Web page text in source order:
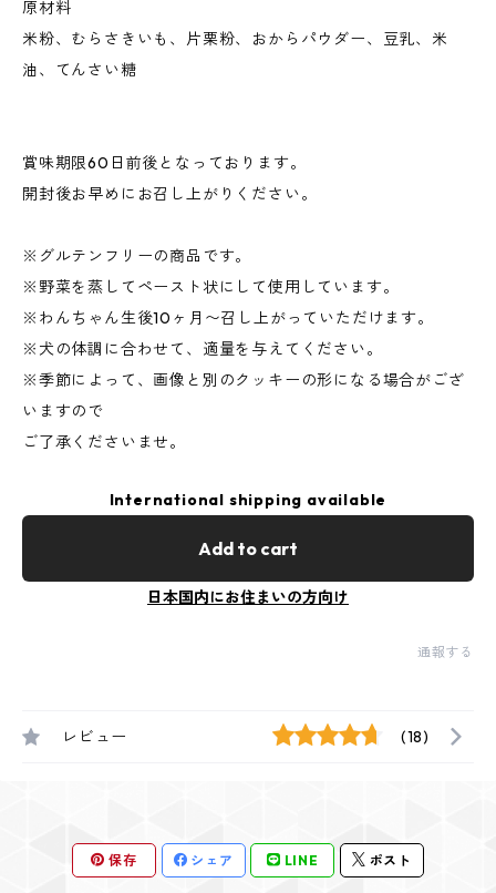
原材料
米粉、むらさきいも、片栗粉、おからパウダー、豆乳、米
油、てんさい糖
賞味期限60日前後となっております。
開封後お早めにお召し上がりください。
※グルテンフリーの商品です。
※野菜を蒸してペースト状にして使用しています。
※わんちゃん生後10ヶ月〜召し上がっていただけます。
※犬の体調に合わせて、適量を与えてください。
※季節によって、画像と別のクッキーの形になる場合がござ
いますので
ご了承くださいませ。
International shipping available
Add to cart
日本国内にお住まいの方向け
通報する
レビュー (18)
保存 シェア LINE ポスト